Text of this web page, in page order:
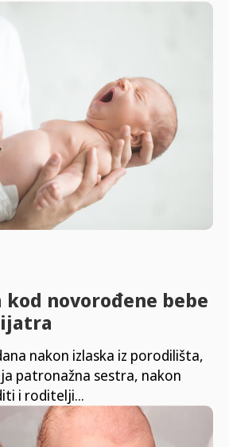
kod novorođene bebe
nakon izlaska iz porodilišta,
patronažna sestra, nakon
i roditelji...